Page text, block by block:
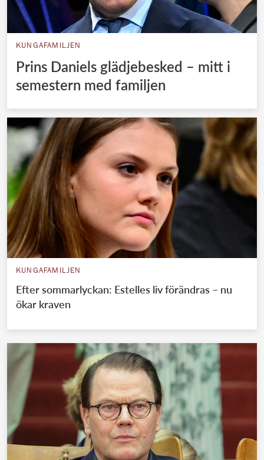
KUNGAFAMILJEN
Prins Daniels glädjebesked – mitt i
semestern med familjen
KUNGAFAMILJEN
Efter sommarlyckan: Estelles liv förändras – nu
ökar kraven